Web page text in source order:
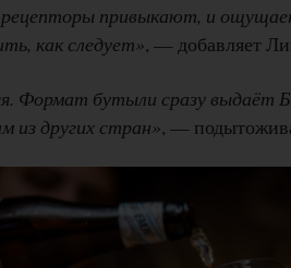
рецепторы привыкают, и
как следует», — добавляет
Формат бутыли сразу выдаёт
из других стран», —